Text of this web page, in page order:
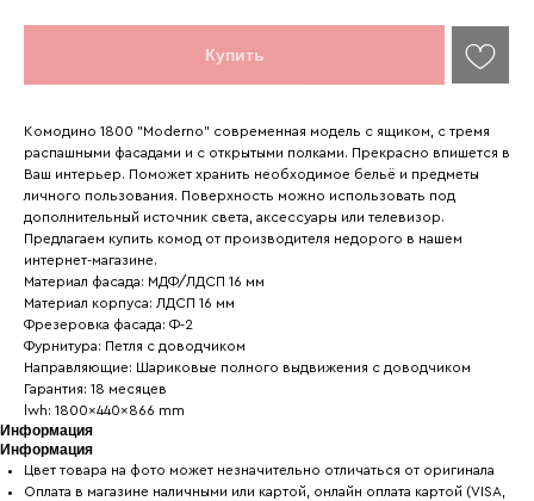
Купить
Комодино 1800 "Moderno" современная модель с ящиком, с тремя
распашными фасадами и с открытыми полками. Прекрасно впишется в
Ваш интерьер. Поможет хранить необходимое бельё и предметы
личного пользования. Поверхность можно использовать под
дополнительный источник света, аксессуары или телевизор.
Предлагаем купить комод от производителя недорого в нашем
интернет-магазине.
Материал фасада: МДФ/ЛДСП 16 мм
Материал корпуса: ЛДСП 16 мм
Фрезеровка фасада: Ф-2
Фурнитура: Петля с доводчиком
Направляющие: Шариковые полного выдвижения с доводчиком
Гарантия: 18 месяцев
lwh: 1800x440x866 mm
Информация
Информация
Цвет товара на фото может незначительно отличаться от оригинала
Оплата в магазине наличными или картой, онлайн оплата картой (VISA,